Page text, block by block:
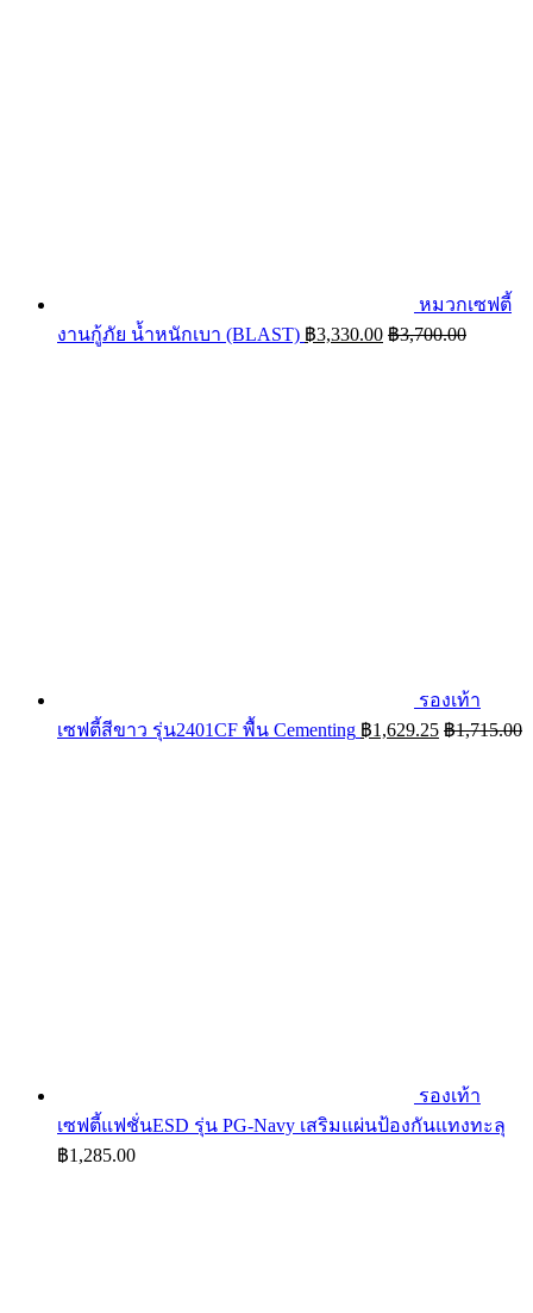
หมวกเซฟตี้
งานกู้ภัย น้ำหนักเบา (BLAST) ฿3,330.00 ฿3,700.00
รองเท้า
เซฟตี้สีขาว รุ่น2401CF พื้น Cementing ฿1,629.25 ฿1,715.00
รองเท้า
เซฟตี้แฟชั่นESD รุ่น PG-Navy เสริมแผ่นป้องกันแทงทะลุ
฿1,285.00